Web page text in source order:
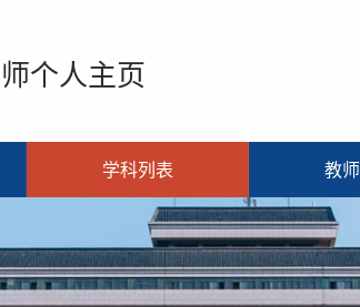
个人主页
学科列表 教